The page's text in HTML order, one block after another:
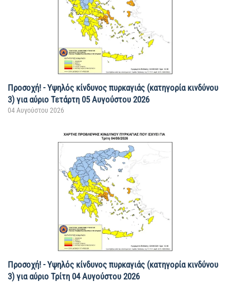
Προσοχή! - Υψηλός κίνδυνος πυρκαγιάς (κατηγορία κινδύνου
3) για αύριο Τετάρτη 05 Αυγούστου 2026
04 Αυγούστου 2026
Προσοχή! - Υψηλός κίνδυνος πυρκαγιάς (κατηγορία κινδύνου
3) για αύριο Τρίτη 04 Αυγούστου 2026